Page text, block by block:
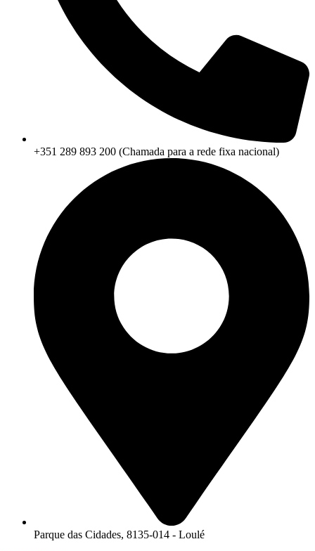
+351 289 893 200 (Chamada para a rede fixa nacional)
Parque das Cidades, 8135-014 - Loulé